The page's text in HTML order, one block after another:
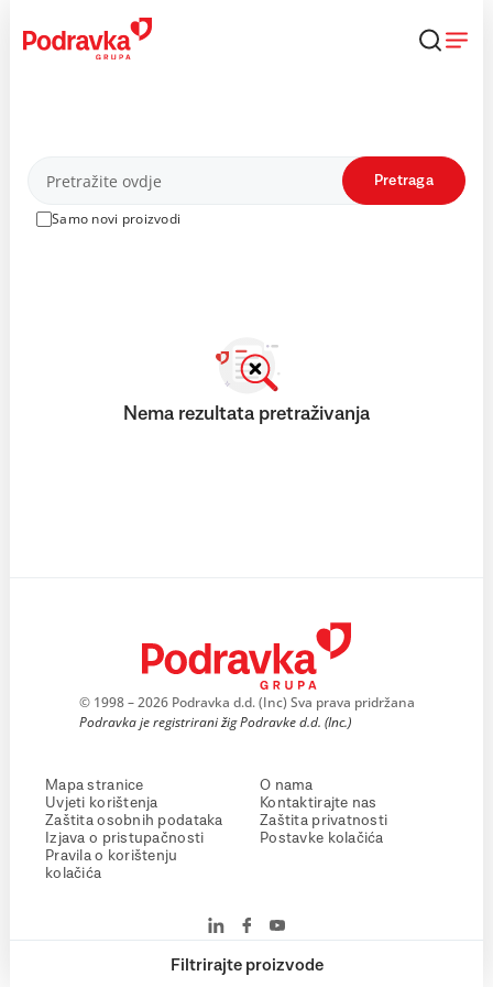
content
Proizvodi
Samo novi proizvodi
Pretraga
Filtrirajte proizvode
Nema rezultata pretraživanja
© 1998 – 2026 Podravka d.d. (Inc) Sva prava pridržana
Podravka je registrirani žig Podravke d.d. (Inc.)
Mapa stranice
Uvjeti korištenja
Zaštita osobnih podataka
Izjava o pristupačnosti
Pravila o korištenju
kolačića
O nama
Kontaktirajte nas
Zaštita privatnosti
Postavke kolačića